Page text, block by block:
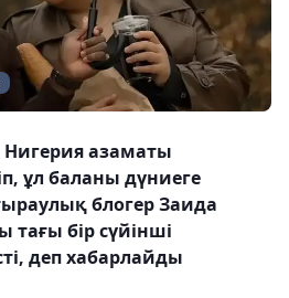
азаматы
ұл баланы дүниеге
блогер Заида
тағы бір сүйінші
деп хабарлайды